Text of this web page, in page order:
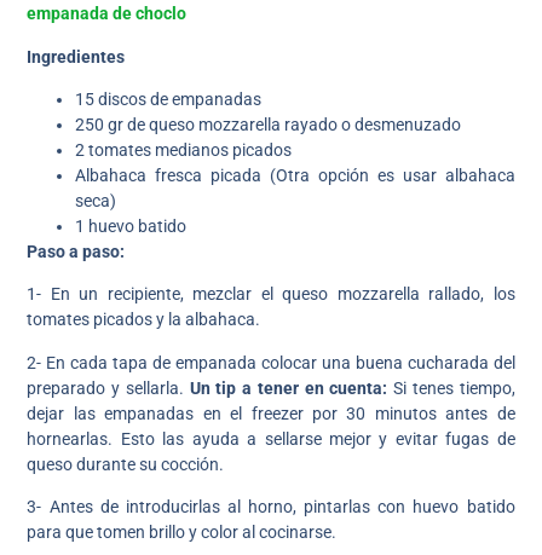
empanada de choclo
Ingredientes
15 discos de empanadas
250 gr de queso mozzarella rayado o desmenuzado
2 tomates medianos picados
Albahaca fresca picada (Otra opción es usar albahaca
seca)
1 huevo batido
Paso a paso:
1- En un recipiente, mezclar el queso mozzarella rallado, los
tomates picados y la albahaca.
2- En cada tapa de empanada colocar una buena cucharada del
preparado y sellarla. Un tip a tener en cuenta: Si tenes tiempo,
dejar las empanadas en el freezer por 30 minutos antes de
hornearlas. Esto las ayuda a sellarse mejor y evitar fugas de
queso durante su cocción.
3- Antes de introducirlas al horno, pintarlas con huevo batido
para que tomen brillo y color al cocinarse.